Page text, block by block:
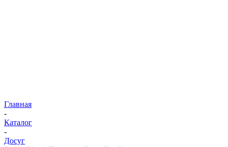
Главная
-
Каталог
-
Досуг